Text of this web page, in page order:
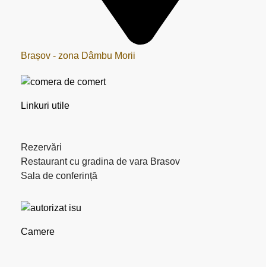
Brașov - zona Dâmbu Morii
Linkuri utile
Rezervări
Restaurant cu gradina de vara Brasov
Sala de conferință
Camere